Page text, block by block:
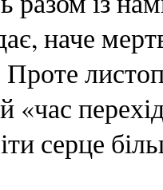
наче
Проте
«час
серце